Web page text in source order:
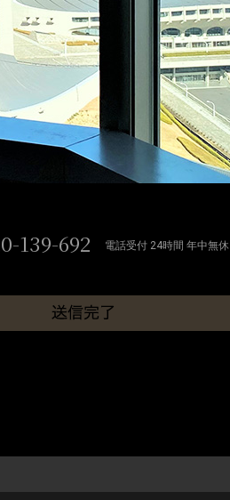
139-692 電話受付 24時間 年中無休